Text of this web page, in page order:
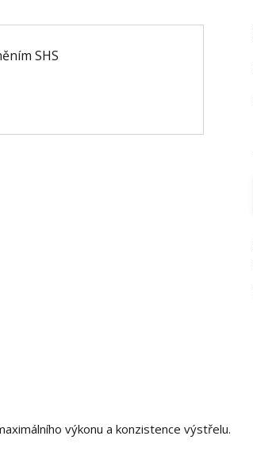
výkonu a konzistence výstřelu.